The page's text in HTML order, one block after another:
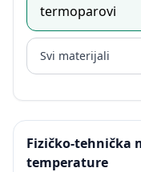
Svi materijali
Fizičko-tehnička
temperature